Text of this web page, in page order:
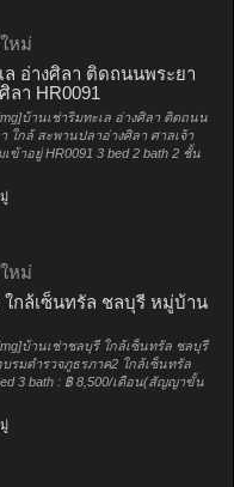
หม่
ล อ่างศิลา ติดถนนพระยา
ลา HR0091
บ้านเช่าริมทะเล อ่างศิลา ติดถนน
ใกล้ สะพานปลาอ่างศิลา ศาลเจ้า
าอยู่ HR0091 3 bed 2 bath 2 ชั้น
หม่
ใกล้เซ็นทรัล ชลบุรี หมู่บ้าน
บ้านเช่าชลบุรี ใกล้เซ็นทรัล ชลบุรี
มตำรวจภูธรภาค2 ใกล้เซ็นทรัล
3 bath : ฿ 8,500/เดือน(สัญญาขั้น